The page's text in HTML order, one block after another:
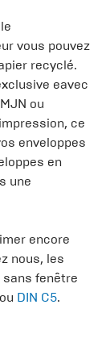
vous pouvez
recyclé.
eavec
ou
ce
enveloppes
en
une
encore
nous, les
fenêtre
ou DIN C5.